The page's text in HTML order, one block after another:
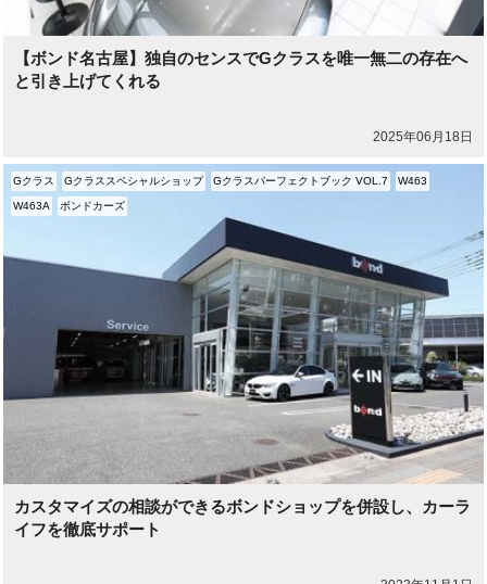
【ボンド名古屋】独自のセンスでGクラスを唯一無二の存在へ
と引き上げてくれる
2025年06月18日
カスタマイズの相談ができるボンドショップを併設し、カーラ
イフを徹底サポート
Gクラス Gクラススペシャルショップ Gクラスパーフェクトブック VOL.7 W463
W463A ボンドカーズ